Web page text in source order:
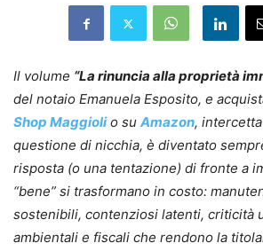
Il volume “La rinuncia alla proprietà
del notaio Emanuela Esposito, e
Shop Maggiolio su Amazon,
questione di nicchia, è diventato
risposta (o una tentazione) di fronte a
“bene” si trasformano in costo:
sostenibili, contenziosi latenti, criticità
ambientali e fiscali che rendono la